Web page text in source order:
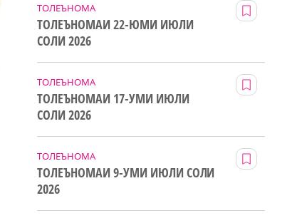
ТОЛЕЪНОМА
ТОЛЕЪНОМАИ 22-ЮМИ ИЮЛИ
СОЛИ 2026
ТОЛЕЪНОМА
ТОЛЕЪНОМАИ 17-УМИ ИЮЛИ
СОЛИ 2026
ТОЛЕЪНОМА
ТОЛЕЪНОМАИ 9-УМИ ИЮЛИ СОЛИ
2026